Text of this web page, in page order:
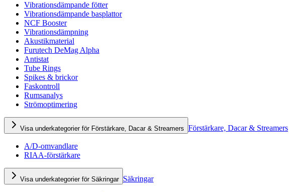
Vibrationsdämpande fötter
Vibrationsdämpande basplattor
NCF Booster
Vibrationsdämpning
Akustikmaterial
Furutech DeMag Alpha
Antistat
Tube Rings
Spikes & brickor
Faskontroll
Rumsanalys
Strömoptimering
Visa underkategorier för Förstärkare, Dacar & Streamers Förstärkare, Dacar & Streamers
A/D-omvandlare
RIAA-förstärkare
Visa underkategorier för Säkringar Säkringar